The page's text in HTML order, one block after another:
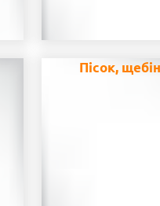
Пісок,